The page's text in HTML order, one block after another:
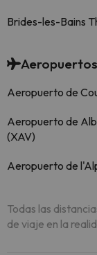
Brides-les-Bains
Aeropuerto de
Aeropuerto de
(XAV)
Aeropuerto de
Todas las
de viaje en la